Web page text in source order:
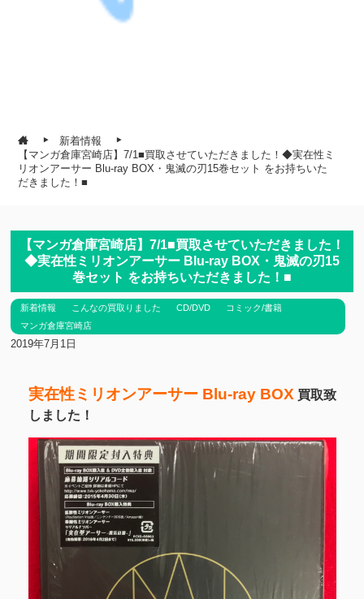
新着情報
【マンガ倉庫宮崎店】7/1■買取させていただきました！◆実在性ミ
リオンアーサー Blu-ray BOX・鬼滅の刃15巻セット をお持ちいた
だきました！■
【マンガ倉庫宮崎店】7/1■買取させていただきました！
◆実在性ミリオンアーサー Blu-ray BOX・鬼滅の刃15
巻セット をお持ちいただきました！■
新着情報 こんなの買取りました CD/DVD
コミック/書籍
マンガ倉庫宮崎店
2019年7月1日
実在性ミリオンアーサー Blu-ray BOX 買取致
しました！